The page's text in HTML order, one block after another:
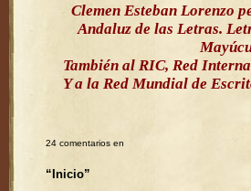
Clemen Esteban Lorenzo
Andaluz de las Letras.
También al RIC, Red
Y a la Red Mundial de
24 comentarios en
“Inicio”